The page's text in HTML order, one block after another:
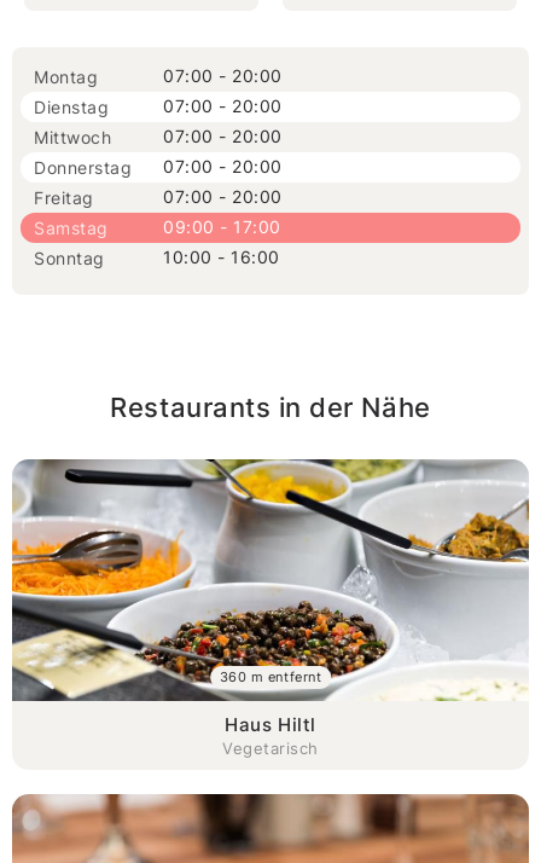
Montag
07:00 - 20:00
Dienstag
07:00 - 20:00
Mittwoch
07:00 - 20:00
Donnerstag
07:00 - 20:00
Freitag
07:00 - 20:00
Samstag
09:00 - 17:00
Sonntag
10:00 - 16:00
Restaurants in der Nähe
Haus Hiltl
Vegetarisch
360 m entfernt